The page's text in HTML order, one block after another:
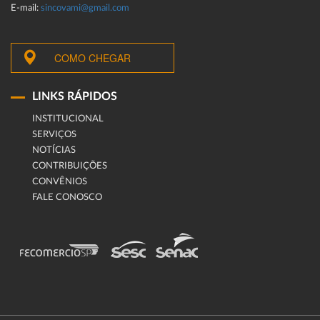
E-mail: sincovami@gmail.com
COMO CHEGAR
LINKS RÁPIDOS
INSTITUCIONAL
SERVIÇOS
NOTÍCIAS
CONTRIBUIÇÕES
CONVÊNIOS
FALE CONOSCO